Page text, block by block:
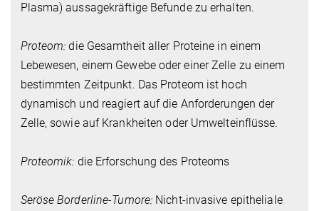
Plasma) aussagekräftige Befunde zu erhalten.
Proteom:die Gesamtheit aller Proteine in einem
Lebewesen, einem Gewebe oder einer Zelle zu einem
bestimmten Zeitpunkt. Das Proteom ist hoch
dynamisch und reagiert auf die Anforderungen der
Zelle, sowie auf Krankheiten oder Umwelteinflüsse.
Proteomik: die Erforschung des Proteoms
Seröse Borderline-Tumore: Nicht-invasive epitheliale